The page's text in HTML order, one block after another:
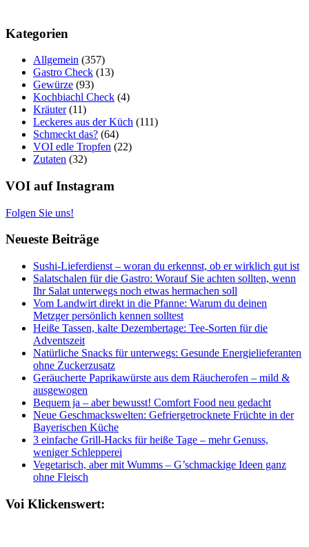
Kategorien
Allgemein (357)
Gastro Check (13)
Gewürze (93)
Kochbiachl Check (4)
Kräuter(11)
Leckeres aus der Küch (111)
Schmeckt das? (64)
VOI edle Tropfen (22)
Zutaten (32)
VOI auf Instagram
Folgen Sie uns!
Neueste Beiträge
Sushi-Lieferdienst – woran du erkennst, ob er wirklich gut ist
Salatschalen für die Gastro: Worauf Sie achten sollten, wenn
Ihr Salat unterwegs noch etwas hermachen soll
Vom Landwirt direkt in die Pfanne: Warum du deinen
Metzger persönlich kennen solltest
Heiße Tassen, kalte Dezembertage: Tee-Sorten für die
Adventszeit
Natürliche Snacks für unterwegs: Gesunde Energielieferanten
ohne Zuckerzusatz
Geräucherte Paprikawürste aus dem Räucherofen – mild &
ausgewogen
Bequem ja – aber bewusst! Comfort Food neu gedacht
Neue Geschmackswelten: Gefriergetrocknete Früchte in der
Bayerischen Küche
3 einfache Grill-Hacks für heiße Tage – mehr Genuss,
weniger Schlepperei
Vegetarisch, aber mit Wumms – G’schmackige Ideen ganz
ohne Fleisch
Voi Klickenswert: